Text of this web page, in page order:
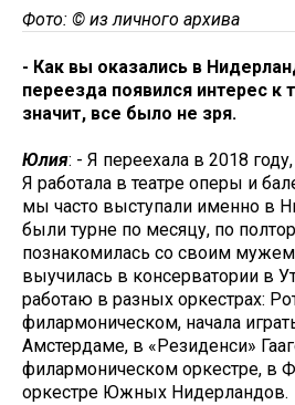
Фото: © из личного архива
- Как вы оказались в
переезда появился интерес к
значит, все было не зря.
Юлия: - Я переехала в 2018
Я работала в театре оперы и
мы часто выступали именно в
были турне по месяцу, по
познакомилась со своим
выучилась в консерватории в
работаю в разных оркестрах:
филармоническом, начала
Амстердаме, в «Резиденси»
филармоническом оркестре, в
оркестре Южных Нидерландов.